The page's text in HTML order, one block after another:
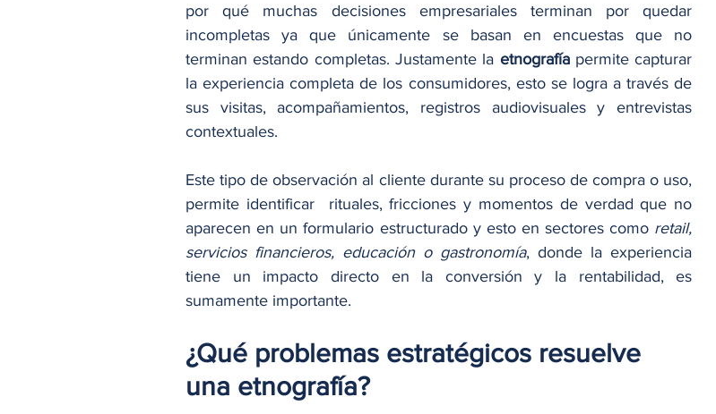
por qué muchas decisiones empresariales terminan por quedar
incompletas ya que únicamente se basan en encuestas que no
terminan estando completas. Justamente la etnografía permite capturar
la experiencia completa de los consumidores, esto se logra a través de
sus visitas, acompañamientos, registros audiovisuales y entrevistas
contextuales.
Este tipo de observación al cliente durante su proceso de compra o uso,
permite identificar  rituales, fricciones y momentos de verdad que no
aparecen en un formulario estructurado y esto en sectores como retail,
servicios financieros, educación o gastronomía, donde la experiencia
tiene un impacto directo en la conversión y la rentabilidad, es
sumamente importante.
¿Qué problemas estratégicos resuelve
una etnografía?